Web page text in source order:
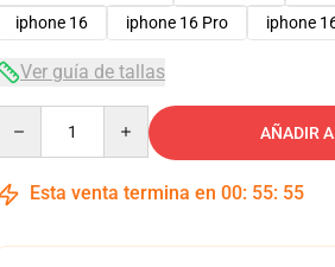
iphone 16
iphone 16 Pro iphone
Ver guía de tallas
AÑADIR
Esta venta termina en 00: 55: 54